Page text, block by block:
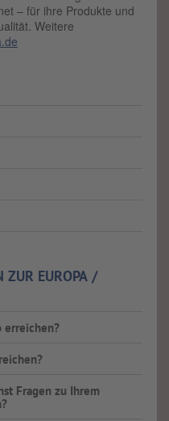
– für ihre Produkte und
Weitere
ZUR EUROPA /
erreichen?
Fragen zu Ihrem